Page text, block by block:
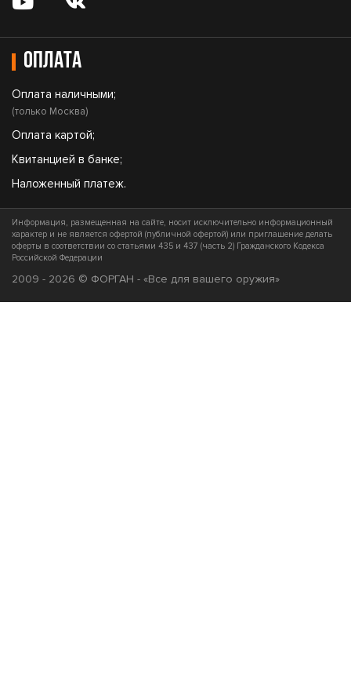
Оплата
Оплата наличными;
(только Москва)
Оплата картой;
Квитанцией в банке;
Наложенный платеж.
Информация, размещенная на сайте, носит исключительно информационный
характер и не является офертой (публичной офертой) или приглашение делать
оферты в соответствии со статьями 435 и 437 (часть 2) Гражданского Кодекса
Российской Федерации
2009 - 2026 © ФОРГАН - «Все для вашего оружия»